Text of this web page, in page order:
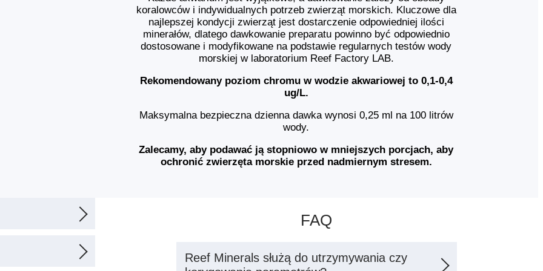
koralowców i indywidualnych potrzeb zwierząt morskich. Kluczowe dla
najlepszej kondycji zwierząt jest dostarczenie odpowiedniej ilości
minerałów, dlatego dawkowanie preparatu powinno być odpowiednio
dostosowane i modyfikowane na podstawie regularnych testów wody
morskiej w laboratorium Reef Factory LAB.
Rekomendowany poziom chromu w wodzie akwariowej to 0,1-0,4
ug/L.
Maksymalna bezpieczna dzienna dawka wynosi 0,25 ml na 100 litrów
wody.
Zalecamy, aby podawać ją stopniowo w mniejszych porcjach, aby
ochronić zwierzęta morskie przed nadmiernym stresem.
Jego
FAQ
Reef Minerals służą do utrzymywania czy